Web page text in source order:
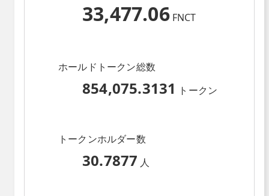
33,477.06 FNCT
ホールドトークン総数
854,075.3131 トークン
トークンホルダー数
30.7877 人